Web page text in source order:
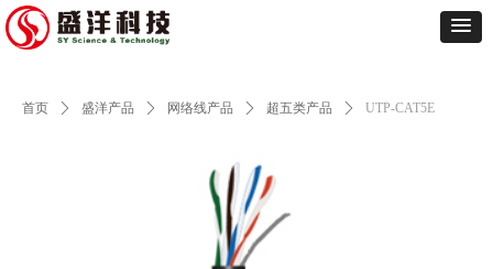
首页 ꄲ 盛洋产品 ꄲ 网络线产品 ꄲ 超五类产品 ꄲ UTP-CAT5E